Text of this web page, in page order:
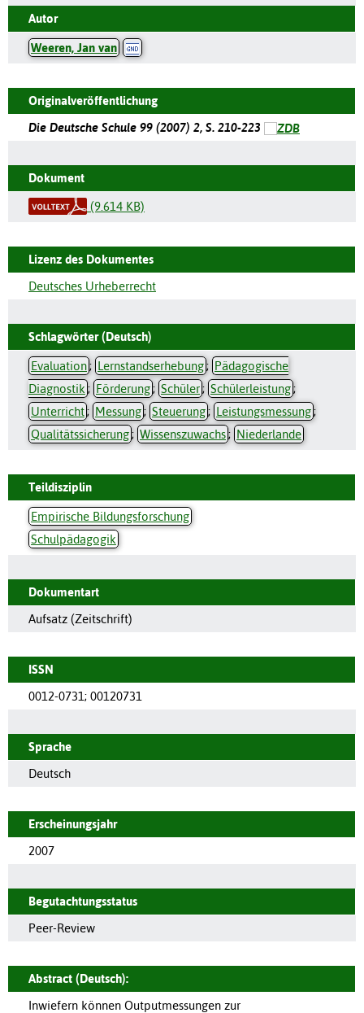
Autor
Weeren, Jan van
Originalveröffentlichung
Die Deutsche Schule 99 (2007) 2, S. 210-223
Dokument
(9.614 KB)
Lizenz des Dokumentes
Deutsches Urheberrecht
Schlagwörter (Deutsch)
Evaluation; Lernstandserhebung; Pädagogische
Diagnostik ; Förderung; Schüler; Schülerleistung;
Unterricht; Messung; Steuerung; Leistungsmessung;
Qualitätssicherung; Wissenszuwachs; Niederlande
Teildisziplin
Empirische Bildungsforschung
Schulpädagogik
Dokumentart
Aufsatz (Zeitschrift)
ISSN
0012-0731; 00120731
Sprache
Deutsch
Erscheinungsjahr
2007
Begutachtungsstatus
Peer-Review
Abstract (Deutsch):
Inwiefern können Outputmessungen zur